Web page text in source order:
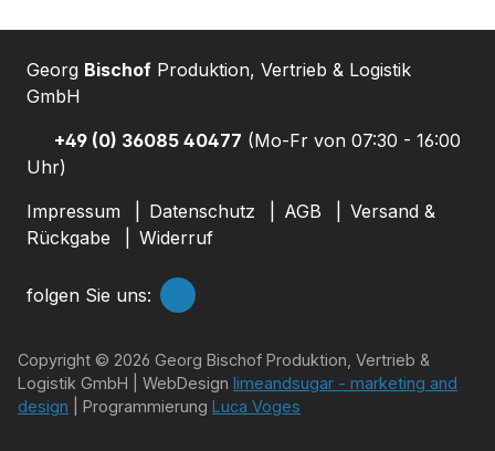
Georg Bischof Produktion, Vertrieb & Logistik
GmbH
+49 (0) 36085 40477 (Mo-Fr von 07:30 - 16:00
Uhr)
Impressum
Datenschutz AGB
Versand &
Rückgabe
Widerruf
folgen Sie uns:
Copyright © 2026 Georg Bischof Produktion, Vertrieb &
Logistik GmbH | WebDesign limeandsugar - marketing and
design | Programmierung Luca Voges